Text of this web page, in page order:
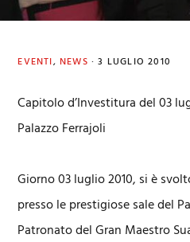
EVENTI, NEWS · 3 LUGLIO 2010
Capitolo d’Investitura del 03
Palazzo Ferrajoli
Giorno 03 luglio 2010, si è
presso le prestigiose sale del
Patronato del Gran Maestro